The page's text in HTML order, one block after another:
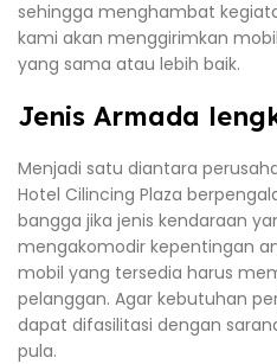
sehingga menghambat
kami akan menggirimkan
yang sama atau lebih baik.
Jenis Armada
Menjadi satu diantara
Hotel Cilincing Plaza
bangga jika jenis kendaraan
mengakomodir kepentingan
mobil yang tersedia harus
pelanggan. Agar kebutuhan
dapat difasilitasi dengan
pula.